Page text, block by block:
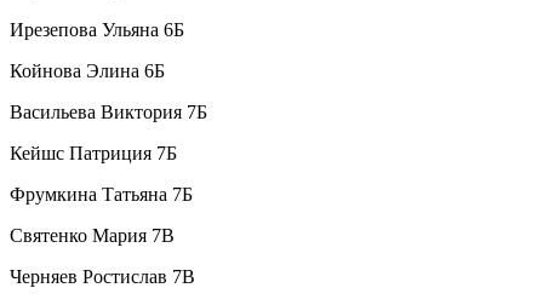
Ирезепова Ульяна 6Б
Койнова Элина 6Б
Васильева Виктория 7Б
Кейшс Патриция 7Б
Фрумкина Татьяна 7Б
Святенко Мария 7В
Черняев Ростислав 7В